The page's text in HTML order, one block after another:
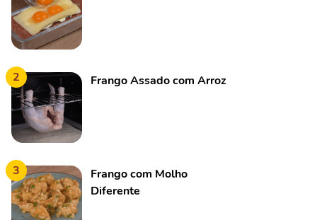
2 Frango Assado com Arroz
3
Frango com Molho
Diferente